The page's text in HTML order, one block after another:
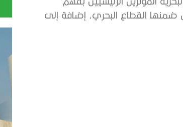
ضمنها القطاع البحري، إضافة إلى